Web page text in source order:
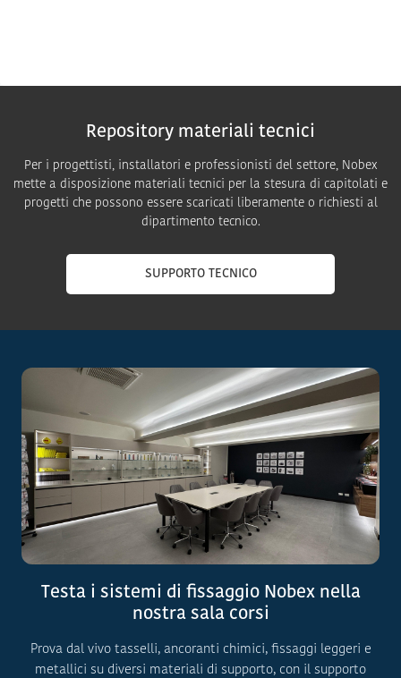
Repository materiali tecnici
Per i progettisti, installatori e professionisti del settore, Nobex
mette a disposizione materiali tecnici per la stesura di capitolati e
progetti che possono essere scaricati liberamente o richiesti al
dipartimento tecnico.
SUPPORTO TECNICO
Testa i sistemi di fissaggio Nobex nella
nostra sala corsi
Prova dal vivo tasselli, ancoranti chimici, fissaggi leggeri e
metallici su diversi materiali di supporto, con il supporto